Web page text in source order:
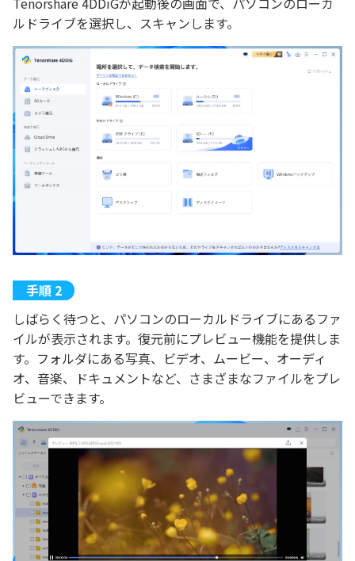
ルドライブを選択し、スキャンします。
しばらく待つと、パソコンのローカルドライブにあるファ
イルが表示されます。復元前にプレビュー機能を提供しま
す。フォルダにある写真、ビデオ、ムービー、オーディ
オ、音楽、ドキュメントなど、さまざまなファイルをプレ
ビューできます。